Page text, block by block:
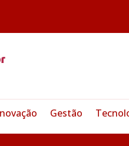
Gestão